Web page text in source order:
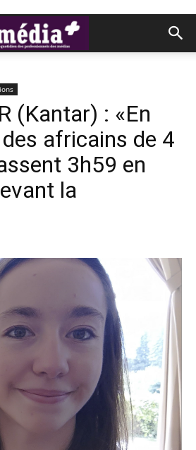
(Kantar) : «En
africains de 4
3h59 en
la